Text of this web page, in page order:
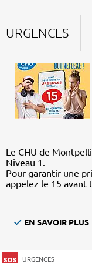
URGENCES
Le CHU de
Niveau 1.
Pour garantir une
appelez le 15 avant
EN SAVOIR PLUS
URGENCES